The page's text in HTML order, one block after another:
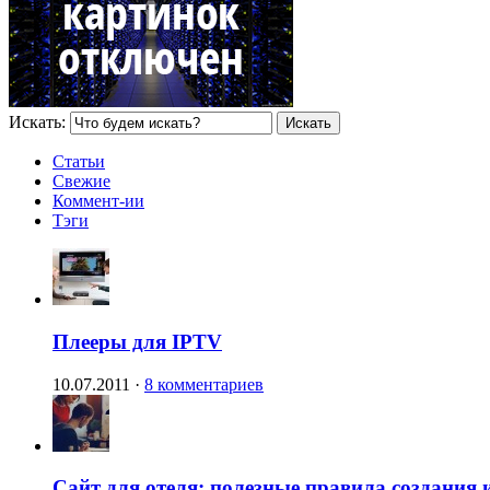
Искать:
Статьи
Свежие
Коммент-ии
Тэги
Плееры для IPTV
10.07.2011 · 8 комментариев